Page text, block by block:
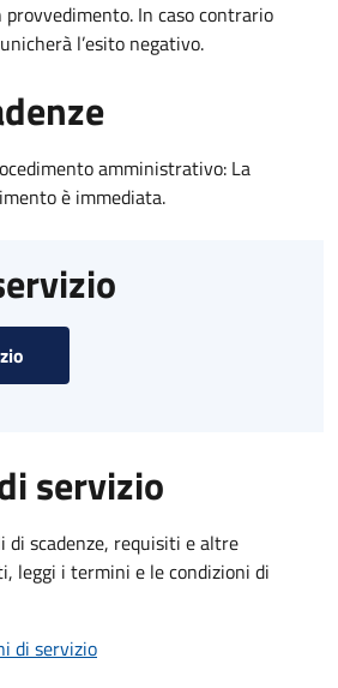
provvedimento. In caso contrario
l’esito negativo.
amministrativo: La
è immediata.
servizio
di scadenze, requisiti e altre
leggi i termini e le condizioni di
di servizio